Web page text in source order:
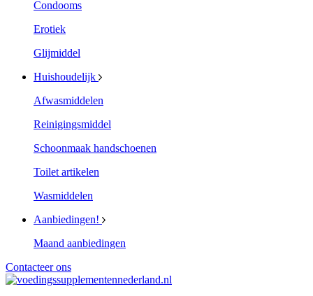
Condooms
Erotiek
Glijmiddel
Huishoudelijk
Afwasmiddelen
Reinigingsmiddel
Schoonmaak handschoenen
Toilet artikelen
Wasmiddelen
Aanbiedingen!
Maand aanbiedingen
Contacteer ons